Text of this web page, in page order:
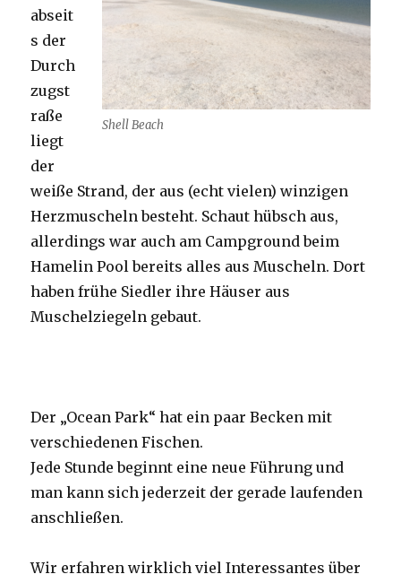
Shell Beach
abseit
s der
Durch
zugst
raße
liegt
der
weiße Strand, der aus (echt vielen) winzigen
Herzmuscheln besteht. Schaut hübsch aus,
allerdings war auch am Campground beim
Hamelin Pool bereits alles aus Muscheln. Dort
haben frühe Siedler ihre Häuser aus
Muschelziegeln gebaut.
Der „Ocean Park“ hat ein paar Becken mit
verschiedenen Fischen.
Jede Stunde beginnt eine neue Führung und
man kann sich jederzeit der gerade laufenden
anschließen.
Wir erfahren wirklich viel Interessantes über